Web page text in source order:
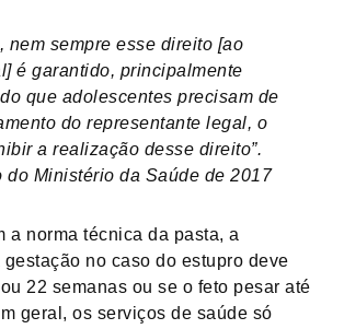
nem sempre esse direito [ao
é garantido, principalmente
que adolescentes precisam de
do representante legal, o
a realização desse direito”.
do Ministério da Saúde de 2017
a norma técnica da pasta, a
no caso do estupro deve
22 semanas ou se o feto pesar até
geral, os serviços de saúde só